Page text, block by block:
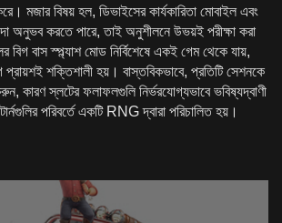
মজার বিষয় হল, ডিভাইসের কার্যকারিতা মোবাইল এবং
অনুভব করতে পারে, তাই অনুশীলনে উভয়ই পরীক্ষা করা
বিগ বাস স্প্ল্যাশ মোড নির্বিশেষে একই গেম থেকে যায়,
শক্তিশালী হয়। বাস্তবিকভাবে, প্রতিটি সেশনকে
কারণ স্লটের ফলাফলগুলি নির্ভরযোগ্যভাবে ভবিষ্যদ্বাণী
পরিবর্তে একটি RNG দ্বারা পরিচালিত হয়।